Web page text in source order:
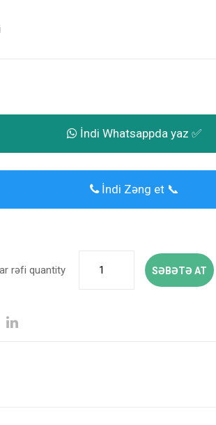
İndi Whatsappda yaz ✅
İndi Zəng et 📞
rəfi quantity SƏBƏTƏ AT